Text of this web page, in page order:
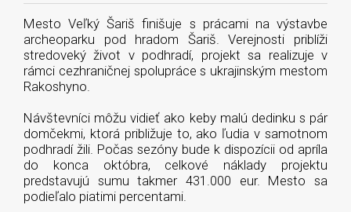
Mesto Veľký Šariš finišuje s prácami na výstavbe
archeoparku pod hradom Šariš. Verejnosti priblíži
stredoveký život v podhradí, projekt sa realizuje v
rámci cezhraničnej spolupráce s ukrajinským mestom
Rakoshyno.
Návštevníci môžu vidieť ako keby malú dedinku s pár
domčekmi, ktorá približuje to, ako ľudia v samotnom
podhradí žili. Počas sezóny bude k dispozícii od apríla
do konca októbra, celkové náklady projektu
predstavujú sumu takmer 431.000 eur. Mesto sa
podieľalo piatimi percentami.